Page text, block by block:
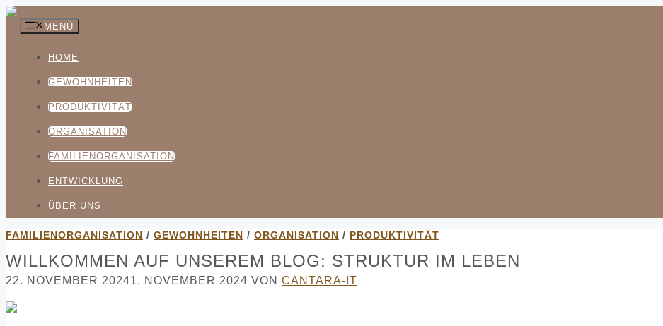
Zum
Inhalt
springen
MENÜ
HOME
GEWOHNHEITEN
PRODUKTIVITÄT
ORGANISATION
FAMILIENORGANISATION
ENTWICKLUNG
ÜBER UNS
FAMILIENORGANISATION / GEWOHNHEITEN / ORGANISATION / PRODUKTIVITÄT
WILLKOMMEN AUF UNSEREM BLOG: STRUKTUR IM LEBEN
22. NOVEMBER 20241. NOVEMBER 2024 VON CANTARA-IT